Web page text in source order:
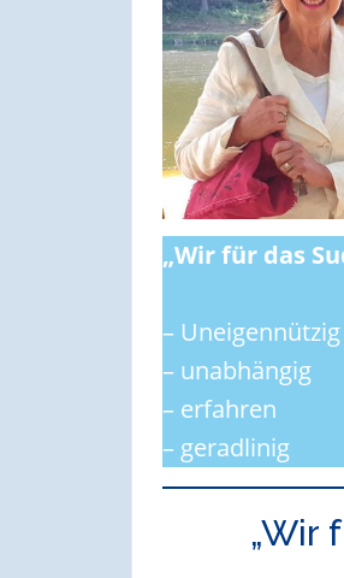
„Wir für das
– Uneigennützig
– unabhängig
– erfahren
– geradlinig
„Wir